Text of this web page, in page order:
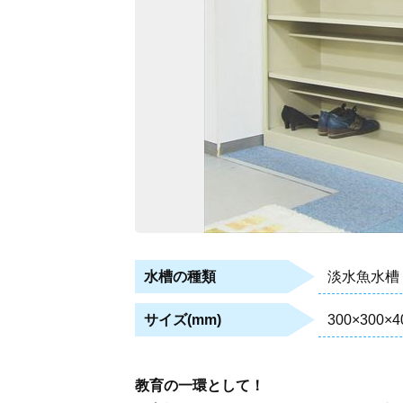
水槽の種類 淡水魚水槽
サイズ(mm)
教育の一環として！